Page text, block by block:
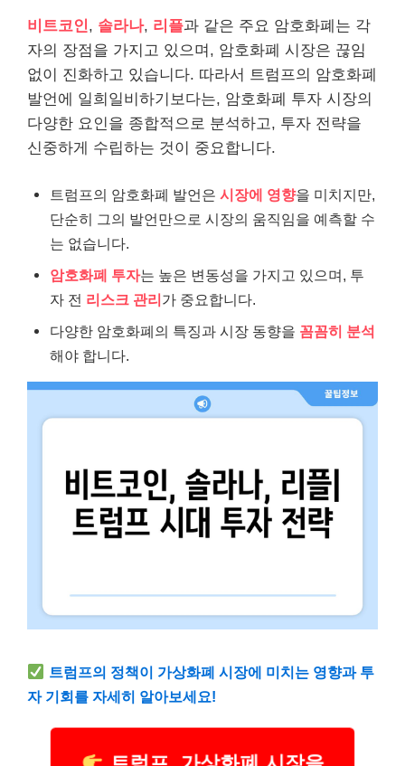
비트코인, 솔라나, 리플과 같은 주요 암호화폐는 각
자의 장점을 가지고 있으며, 암호화폐 시장은 끊임
없이 진화하고 있습니다. 따라서 트럼프의 암호화폐
발언에 일희일비하기보다는, 암호화폐 투자 시장의
다양한 요인을 종합적으로 분석하고, 투자 전략을
신중하게 수립하는 것이 중요합니다.
트럼프의 암호화폐 발언은 시장에 영향을 미치지만,
단순히 그의 발언만으로 시장의 움직임을 예측할 수
는 없습니다.
암호화폐 투자는 높은 변동성을 가지고 있으며, 투
자 전 리스크 관리가 중요합니다.
다양한 암호화폐의 특징과 시장 동향을 꼼꼼히 분석
해야 합니다.
트럼프의 정책이 가상화폐 시장에 미치는 영향과 투
자 기회를 자세히 알아보세요!